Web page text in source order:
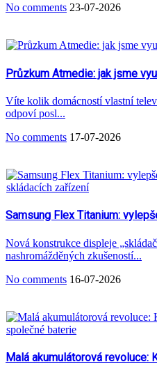
No comments 23-07-2026
Průzkum Atmedie: jak jsme
Víte kolik domácností vlastní
odpoví posl...
No comments 17-07-2026
Samsung Flex Titanium:
Nová konstrukce displeje
nashromážděných zkušeností...
No comments 16-07-2026
Malá akumulátorová revoluce: